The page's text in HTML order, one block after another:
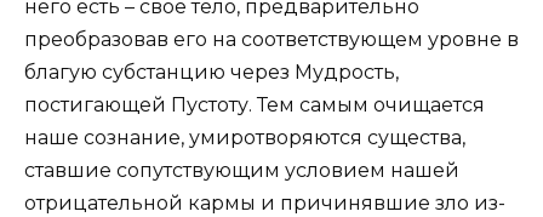
него есть – свое тело, предварительно
преобразовав его на соответствующем уровне в
благую субстанцию через Мудрость,
постигающей Пустоту. Тем самым очищается
наше сознание, умиротворяются существа,
ставшие сопутствующим условием нашей
отрицательной кармы и причинявшие зло из-